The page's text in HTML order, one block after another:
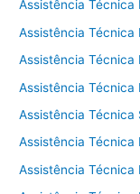
Assistência Técnica
Assistência Técnica
Assistência Técnica
Assistência Técnica
Assistência Técnica
Assistência Técnica
Assistência Técnica